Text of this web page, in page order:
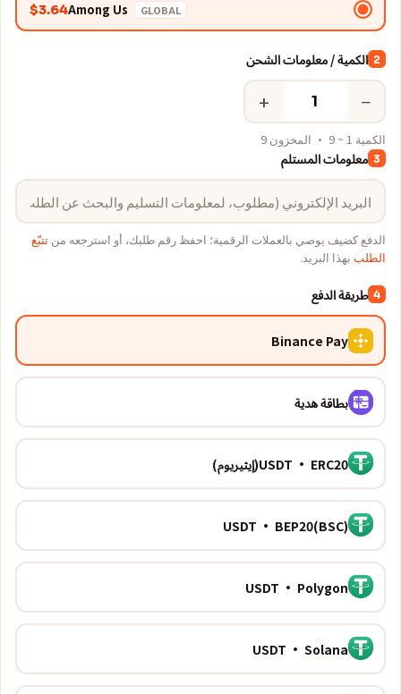
Among Us GLOBAL
$3.64
2 الكمية / معلومات الشحن
−
+
الكمية 1 ~ 9 · المخزون 9
3 معلومات المستلم
الدفع كضيف يوصي بالعملات الرقمية؛ احفظ رقم طلبك، أو استرجعه من تتبّع
الطلب بهذا البريد.
4 طريقة الدفع
Binance Pay
بطاقة هدية
USDT · ERC20(إيثيريوم)
USDT · BEP20(BSC)
USDT · Polygon
USDT · Solana